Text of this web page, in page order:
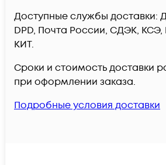
Доступные службы доставки:
DPD, Почта России, СДЭК, КСЭ,
КИТ.
Сроки и стоимость доставки
при оформлении заказа.
Подробные условия доставки